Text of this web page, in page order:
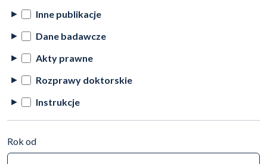
Inne publikacje
Dane badawcze
Akty prawne
Rozprawy doktorskie
Instrukcje
Rok od